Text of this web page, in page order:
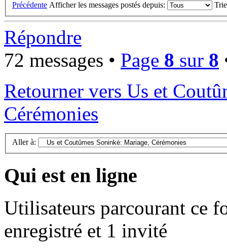
Précédente Afficher les messages postés depuis:
Répondre
72 messages • Page 8 sur 8
Retourner vers Us et
Cérémonies
Aller à:
Qui est en ligne
Utilisateurs parcourant ce
enregistré et 1 invité